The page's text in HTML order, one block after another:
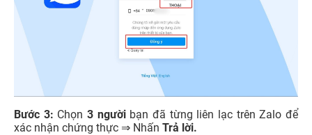
Bước 3: Chọn3 người bạn đã từng liên lạc trên Zalo để
xác nhận chứng thực ⇒ Nhấn Trả lời.